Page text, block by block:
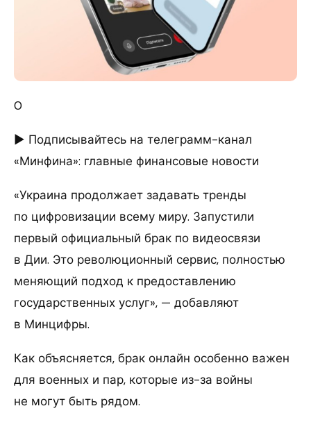
0
► Подписывайтесь на телеграмм-канал
«Минфина»: главные финансовые новости
«Украина продолжает задавать тренды
по цифровизации всему миру. Запустили
первый официальный брак по видеосвязи
в Дии. Это революционный сервис, полностью
меняющий подход к предоставлению
государственных услуг», — добавляют
в Минцифры.
Как объясняется, брак онлайн особенно важен
для военных и пар, которые из-за войны
не могут быть рядом.